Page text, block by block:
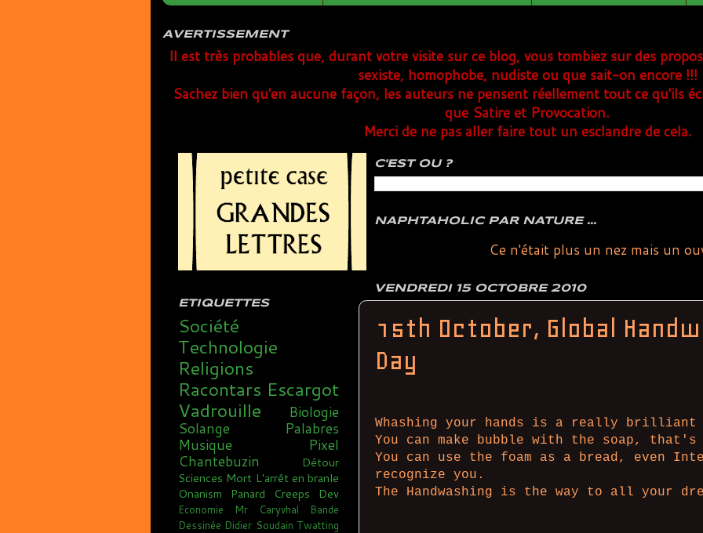
AVERTISSEMENT
Il est très probables que, durant votre visite sur ce blog, vous tombiez sur des
sexiste, homophobe, nudiste ou que sait-on encore !!!
Sachez bien qu'en aucune façon, les auteurs ne pensent réellement tout ce qu'ils
que Satire et Provocation.
Merci de ne pas aller faire tout un esclandre de cela.
C'EST OU ?
NAPHTAHOLIC PAR NATURE ...
Ce n'était plus un nez mais un
VENDREDI 15 OCTOBRE 2010
15th October, Global
Day
Whashing your hands is a really
You can make bubble with the soap,
You can use the foam as a bread, even
recognize you.
The Handwashing is the way to all your
ETIQUETTES
Société
Technologie
Religions
Racontars Escargot
Vadrouille
Biologie
Solange
Palabres
Musique
Pixel
Chantebuzin
Détour
Sciences Mort L'arrêt en branle
Onanism
Panard Creeps Dev
Economie Mr Caryvhal
Bande
Dessinée Didier Soudain Twatting